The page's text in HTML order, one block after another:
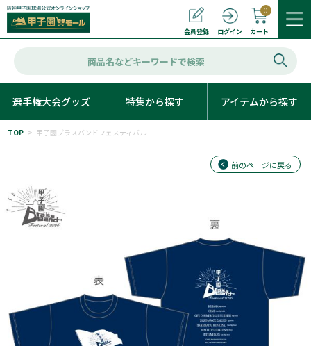
会員登録 ログイン カート
0
選手権大会グッズ 特集から探す アイテムから探す
TOP > 甲子園ブラスバンドフェスティバル
前のページに戻る